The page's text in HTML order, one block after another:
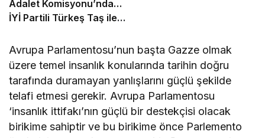
Adalet Komisyonu’nda…
İYİ Partili Türkeş Taş ile
“pislik” tartışması
Avrupa Parlamentosu’nun başta Gazze olmak
üzere temel insanlık konularında tarihin doğru
tarafında duramayan yanlışlarını güçlü şekilde
telafi etmesi gerekir. Avrupa Parlamentosu
‘insanlık ittifakı’nın güçlü bir destekçisi olacak
birikime sahiptir ve bu birikime önce Parlemento